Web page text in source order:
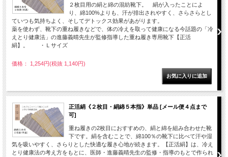
２枚目用の絹と綿の混紡靴下。 絹が入ったことによ
り、綿100%よりも、汗が排出されやすく、さらさらとし
ていつも気持ちよく、そしてデトックス効果があがります。
薬を使わず、靴下の重ね履きなどで、体の冷えを取って健康になる今話題の「冷
えとり健康法」の進藤義晴先生が監修指導した重ね履き専用靴下【正活
絹】。 ・Ｌサイズ
価格： 1,254円(税抜 1,140円)
正活絹《２枚目・絹綿５本指》単品 [メール便４点まで
可]
重ね履きの2枚目におすすめの、絹と綿を組み合わせた靴
下です。絹を含むことで、綿100％の靴下に比べて汗や湿
気を吸いやすく、さらりとした快適な履き心地が続きます。【正活絹】は、冷え
とり健康法の考え方をもとに、医師・進藤義晴先生の監修・指導のもとで作られ